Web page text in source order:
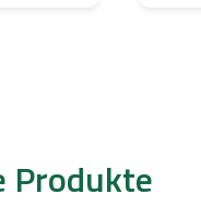
Produkte